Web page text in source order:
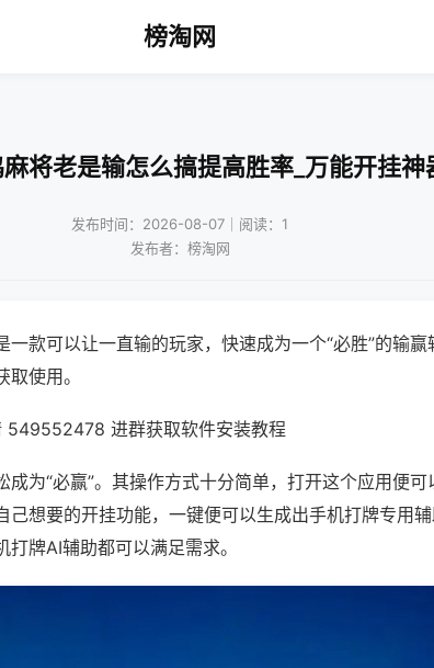
榜淘网
将老是输怎么搞提高胜率_万能开挂神
发布时间：2026-08-07｜阅读：1
发布者：榜淘网
一款可以让一直输的玩家，快速成为一个“必胜”的输赢
使用。
549552478 进群获取软件安装教程
成为“必赢”。其操作方式十分简单，打开这个应用便
己想要的开挂功能，一键便可以生成出手机打牌专用
牌AI辅助都可以满足需求。